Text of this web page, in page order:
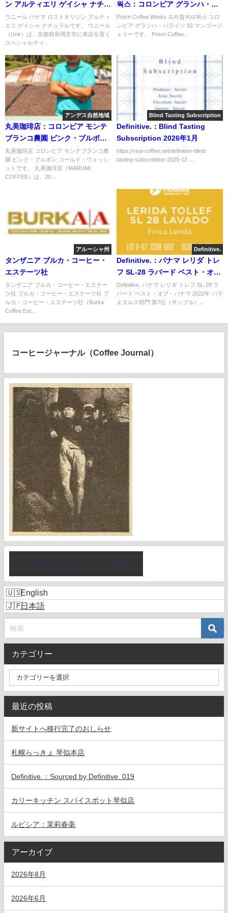
ン アルティエリ ゲイシャ ナチュ
ラル
ウニール パナマ ロストオリジン アルティ
エリ ゲイシャ ナチュラルです。 ウニール
（Unir）は、京都府長岡京市に本店を置く
スペシャルティ...
웍스：コロンビア グランハ・パ
ライソ 92 マンゴージェリー
Prism Coffee Works 프리즘커피웍스 コロ
ンビア グランハ・パライソ 92 マンゴージ
ェリーです。 Prism Coffee...
アンデス自然地域
丸美珈琲店：コロンビア モンテ
ブランコ農園 ピンク・ブルボン
コールド・ウォッシュト
丸美珈琲店 コロンビア モンテブランコ農
園 ピンク・ブルボン コールド・ウォッシ
ュトです。 丸美珈琲店（MARUMI
COFFEE）は、20...
Blind Tasting Subscription
Definitive.：Blind Tasting
Subscription 2026年1月
https://real-coffee.net/definitive-blind-
tasting-subscription-2025-12 ...
アルーシャ州
タンザニア ブルカ・コーヒー・
エステーツ社
タンザニア ブルカ・コーヒー・エステー
ツ社 ブルカ・コーヒー・エステーツ社 ブ
ルカ・コーヒー・エステーツ社（Burka
Coffee Est...
Definitive.
Definitive.：パナマ レリダ トレ
フ SL-28 ラバード ベスト・オ
ブ・パナマ 2022年 バラエタルス
部門 第7位（サンプル）
Definitive. パナマ レリダ トレフ SL-28 ラ
バード ベスト・オブ・パナマ 2022年 バラ
エタルス部門 第7位（サンプル）...
コーヒージャーナル（Coffee Journal）
X（ツイッター） NOTE
English
日本語
カテゴリー
最近の投稿
新サイトへ移行完了のおしらせ
札幌らっきょ 琴似本店
Definitive.：Sourced by Definitive. 019
カリーキッチン スパイスポット琴似店
ルピシア：茉莉春毫
アーカイブ
2026年8月
2026年6月